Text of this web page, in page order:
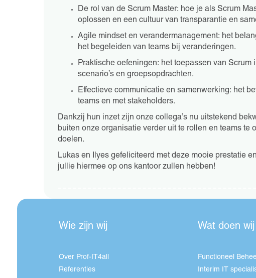
De rol van de Scrum Master: hoe je als Scrum
oplossen en een cultuur van transparantie en
Agile mindset en verandermanagement: het
het begeleiden van teams bij veranderingen.
Praktische oefeningen: het toepassen van
scenario’s en groepsopdrachten.
Effectieve communicatie en samenwerking: het
teams en met stakeholders.
Dankzij hun inzet zijn onze collega’s nu uitstekend
buiten onze organisatie verder uit te rollen en teams te
doelen.
Lukas en Ilyes gefeliciteerd met deze mooie prestatie
jullie hiermee op ons kantoor zullen hebben!
Wie zijn wij
Over Prof-IT4all
Referenties
Wat doen wij
Functioneel
Interim IT